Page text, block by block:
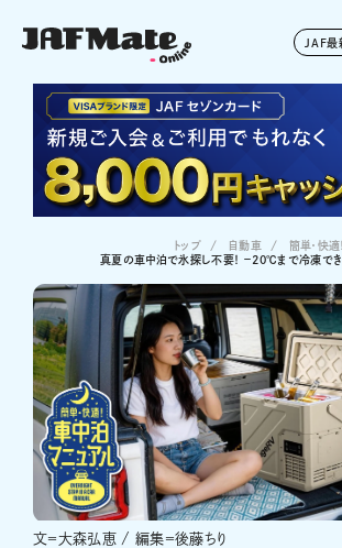
JAF
トップ 自動車
簡単・快
真夏の車中泊で氷探し不要！ －20℃まで冷凍で
文＝大森弘恵 / 編集＝後藤ちり